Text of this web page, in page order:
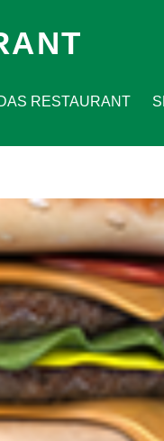
RESTAURANT